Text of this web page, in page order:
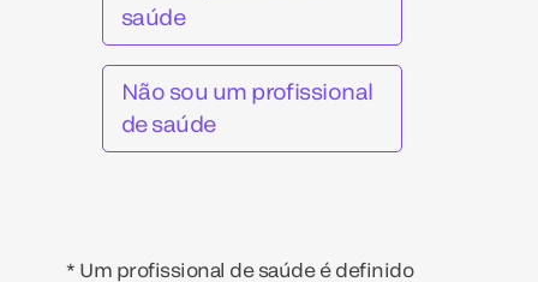
saúde
Não sou um profissional
de saúde
* Um profissional de saúde é definido